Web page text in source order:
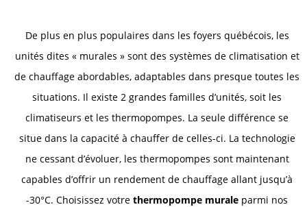
De plus en plus populaires dans les foyers québécois, les
unités dites « murales » sont des systèmes de climatisation et
de chauffage abordables, adaptables dans presque toutes les
situations. Il existe 2 grandes familles d’unités, soit les
climatiseurs et les thermopompes. La seule différence se
situe dans la capacité à chauffer de celles-ci. La technologie
ne cessant d’évoluer, les thermopompes sont maintenant
capables d’offrir un rendement de chauffage allant jusqu’à
-30°C. Choisissez votre thermopompe murale parmi nos